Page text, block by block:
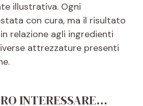
illustrativa. Ogni
con cura, ma il risultato
relazione agli ingredienti
attrezzature presenti
INTERESSARE…